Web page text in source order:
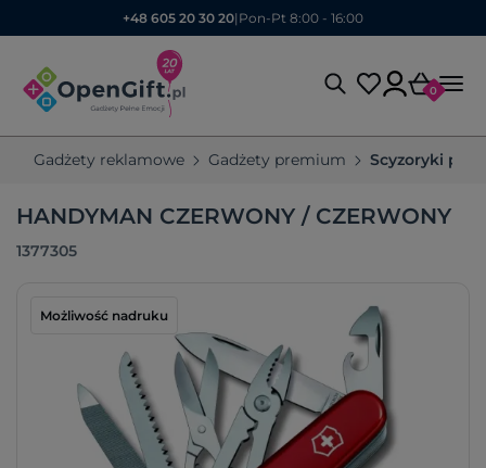
+48 605 20 30 20| Pon-Pt 8:00 - 16:00
0
Gadżety reklamowe Gadżety premium Scyzoryki
HANDYMAN CZERWONY / CZERWONY
1377305
Możliwość nadruku